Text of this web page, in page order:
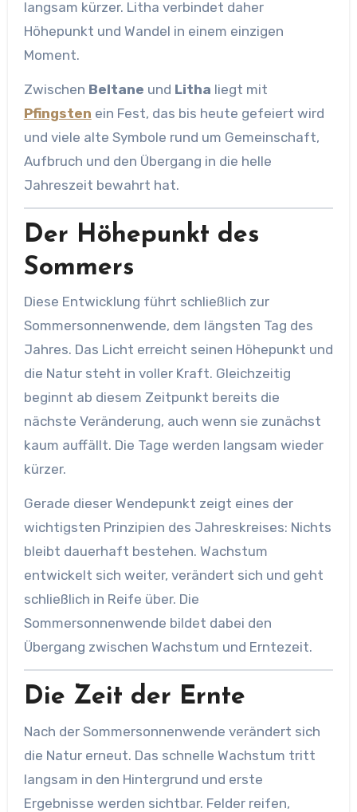
langsam kürzer. Litha verbindet daher
Höhepunkt und Wandel in einem einzigen
Moment.
Zwischen Beltane und Litha liegt mit
Pfingsten ein Fest, das bis heute gefeiert wird
und viele alte Symbole rund um Gemeinschaft,
Aufbruch und den Übergang in die helle
Jahreszeit bewahrt hat.
Der Höhepunkt des
Sommers
Diese Entwicklung führt schließlich zur
Sommersonnenwende, dem längsten Tag des
Jahres. Das Licht erreicht seinen Höhepunkt und
die Natur steht in voller Kraft. Gleichzeitig
beginnt ab diesem Zeitpunkt bereits die
nächste Veränderung, auch wenn sie zunächst
kaum auffällt. Die Tage werden langsam wieder
kürzer.
Gerade dieser Wendepunkt zeigt eines der
wichtigsten Prinzipien des Jahreskreises: Nichts
bleibt dauerhaft bestehen. Wachstum
entwickelt sich weiter, verändert sich und geht
schließlich in Reife über. Die
Sommersonnenwende bildet dabei den
Übergang zwischen Wachstum und Erntezeit.
Die Zeit der Ernte
Nach der Sommersonnenwende verändert sich
die Natur erneut. Das schnelle Wachstum tritt
langsam in den Hintergrund und erste
Ergebnisse werden sichtbar. Felder reifen,